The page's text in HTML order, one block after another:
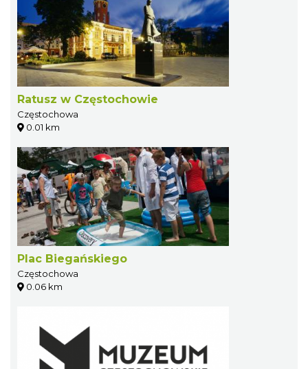
Ratusz w Częstochowie
Częstochowa
0.01 km
Plac Biegańskiego
Częstochowa
0.06 km